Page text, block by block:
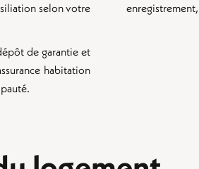
selon votre
de garantie et
habitation